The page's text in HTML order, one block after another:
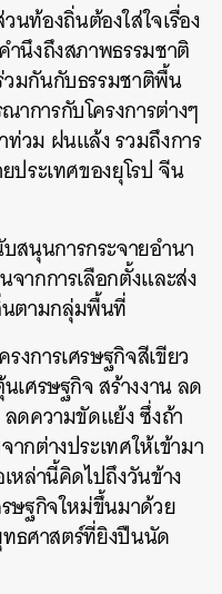
นท้องถิ่นต้องใส่ใจเรื่อง
ำนึงถึงสภาพธรรมชาติ
มกันกับธรรมชาติพื้น
การกับโครงการต่างๆ
วม ฝนแล้ง รวมถึงการ
ประเทศของยุโรป จีน
สนุนการกระจายอำนา
ากการเลือกตั้งและส่ง
ตามกลุ่มพื้นที่
งการเศรษฐกิจสีเขียว
เศรษฐกิจ สร้างงาน ลด
ดความขัดแย้ง ซึ่งถ้า
กต่างประเทศให้เข้ามา
หล่านี้คิดไปถึงวันข้าง
ษฐกิจใหม่ขึ้นมาด้วย
ทธศาสตร์ที่ยิงปืนนัด